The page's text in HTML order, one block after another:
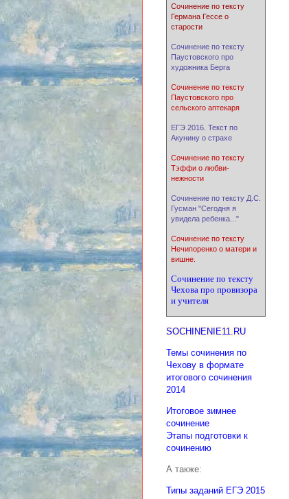
Сочинение по тексту
Германа Гессе о
старости
Сочинение по тексту
Паустовского про
художника Берга
Сочинение по тексту
Паустовского про
сельского аптекаря
ЕГЭ 2016. Текст по
Акунину о страхе
Сочинение по тексту
Тэффи о любви-
нежности
Сочинение по тексту Д.С.
Гусман "Сегодня я
увидела ребенка..."
Сочинение по тексту
Нечипоренко о матери и
вишне.
Сочинение по тексту
Чехова про провизора
и учителя
SOCHINENIE11.RU
Темы сочинения по
Чехову в формате
итогового сочинения
2014
Итоговое зимнее
сочинение
Этапы подготовки к
сочинению
А также:
Типы заданий ЕГЭ 2015